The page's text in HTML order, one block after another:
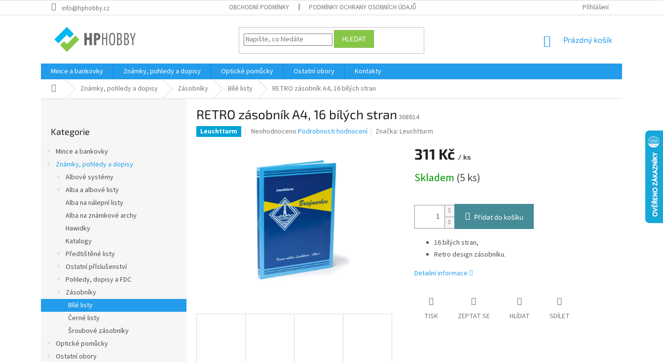
na
info@hphobby.cz OBCHODNÍ PODMÍNKY PODMÍNKY OCHRANY OSOBNÍCH ÚDAJŮ Přihlášení
HLEDAT
NÁKUPNÍ
Prázdný košík
Mince a bankovky Známky, pohledy a dopisy Optické pomůcky Ostatní obory
Kontakty
Domů Známky, pohledy a dopisy Zásobníky Bílé listy RETRO zásobník A4, 16 bílých stran
kategorie
Kategorie
Mince a bankovky
Známky, pohledy a dopisy
Albové systémy
Alba a albové listy
Alba na nálepní listy
Alba na známkové archy
Hawidky
Katalogy
Předtištěné listy
Ostatní příslušenství
Pohledy, dopisy a FDC
Zásobníky
Bílé listy
Černé listy
Šroubové zásobníky
Optické pomůcky
Ostatní obory
RETRO zásobník A4, 16 bílých stran 368614
Leuchtturm
Průměrné
0,0
Neohodnoceno Podrobnosti hodnocení Značka:Leuchtturm
311 Kč / ks
cena:
Skladem (5 ks)
Přidat do košíku
16 bílých stran,
Retro design zásobníku.
Detailní informace
TISK ZEPTAT SE HLÍDAT SDÍLET